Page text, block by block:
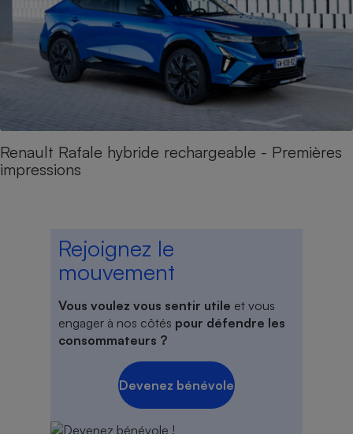
Renault Rafale hybride rechargeable - Premières
impressions
Rejoignez le
mouvement
Vous voulez vous sentir utile et vous
engager à nos côtés pour défendre les
consommateurs ?
Devenez bénévole